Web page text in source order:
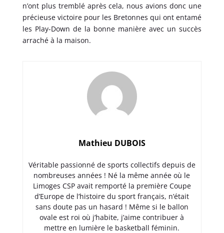
n’ont plus tremblé après cela, nous avions donc une
précieuse victoire pour les Bretonnes qui ont entamé
les Play-Down de la bonne manière avec un succès
arraché à la maison.
Mathieu DUBOIS
Véritable passionné de sports collectifs depuis de
nombreuses années ! Né la même année où le
Limoges CSP avait remporté la première Coupe
d’Europe de l’histoire du sport français, n’était
sans doute pas un hasard ! Même si le ballon
ovale est roi où j’habite, j’aime contribuer à
mettre en lumière le basketball féminin.